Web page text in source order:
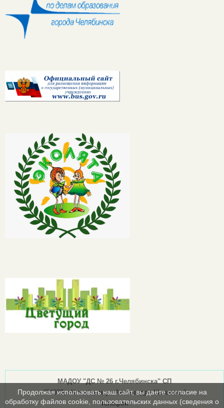
МАДОУ "ДС № 26 г.Челябинска" СП
454030, г.Челябинск ул.Александра Шмакова,6
Телефон
Продолжая использовать наш сайт, вы даете согласие на
обработку файлов cookie, пользовательских данных (сведения о